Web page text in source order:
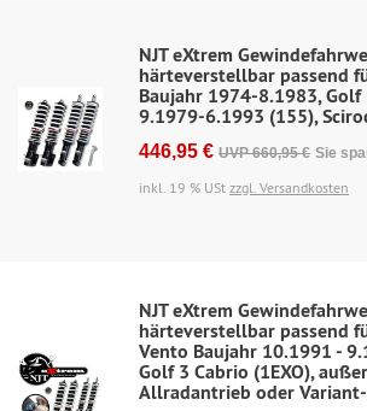
NJT eXtrem
härteverstellbar passend
Baujahr 1974-8.1983, Golf
9.1979-6.1993 (155),
446,95 € UVP 660,95 € Sie
inkl. 19 % USt zzgl. Versandkosten
NJT eXtrem
härteverstellbar passend
Vento Baujahr 10.1991 -
Golf 3 Cabrio (1EXO),
Allradantrieb oder